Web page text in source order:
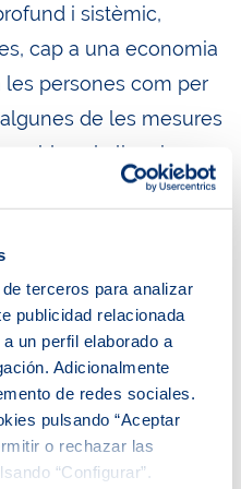
terceros para analizar
publicidad relacionada
un perfil elaborado a
Adicionalmente
de redes sociales.
pulsando “Aceptar
o rechazar las
“Configurar”.
i sistèmic,
cap a una economia
persones com per
de les mesures
al clima i
ecològica cap a
tecnologies verdes i
amb la finalitat de
i protegir els
i la biodiversitat.
per a la neutralitat
la neutralitat en
i el